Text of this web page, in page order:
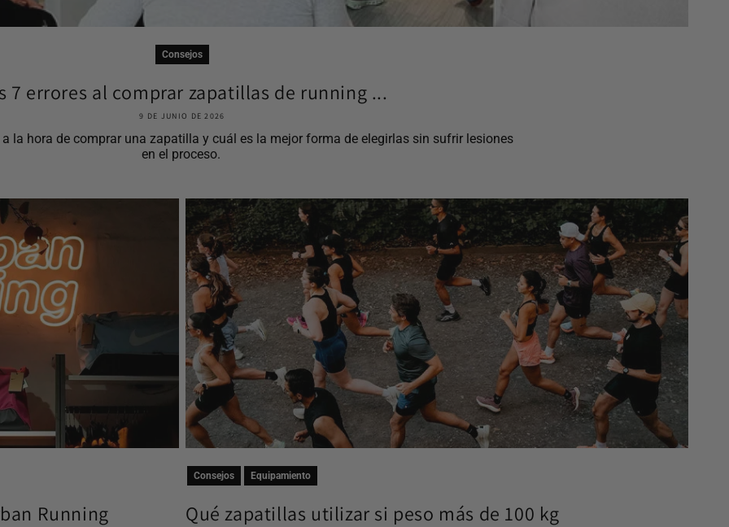
Consejos
7 errores al comprar zapatillas de running ...
9 DE JUNIO DE 2026
la hora de comprar una zapatilla y cuál es la mejor forma de elegirlas sin sufrir lesiones
en el proceso.
Running
Consejos Equipamiento
Qué zapatillas utilizar si peso más de 100 kg